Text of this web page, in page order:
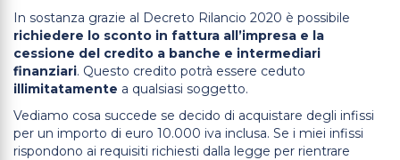
In sostanza grazie al Decreto Rilancio 2020 è possibile
richiedere lo sconto in fattura all’impresa e la
cessione del credito a banche e intermediari
finanziari. Questo credito potrà essere ceduto
illimitatamente a qualsiasi soggetto.
Vediamo cosa succede se decido di acquistare degli infissi
per un importo di euro 10.000 iva inclusa. Se i miei infissi
rispondono ai requisiti richiesti dalla legge per rientrare